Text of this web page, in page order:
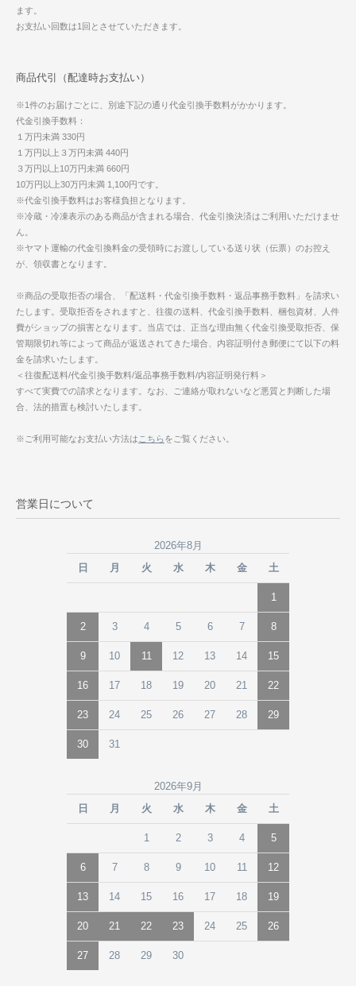
ます。
お支払い回数は1回とさせていただきます。
商品代引（配達時お支払い）
※1件のお届けごとに、別途下記の通り代金引換手数料がかかります。
代金引換手数料：
１万円未満 330円
１万円以上３万円未満 440円
３万円以上10万円未満 660円
10万円以上30万円未満 1,100円です。
※代金引換手数料はお客様負担となります。
※冷蔵・冷凍表示のある商品が含まれる場合、代金引換決済はご利用いただけませ
ん。
※ヤマト運輸の代金引換料金の受領時にお渡ししている送り状（伝票）のお控え
が、領収書となります。
※商品の受取拒否の場合、「配送料・代金引換手数料・返品事務手数料」を請求い
たします。受取拒否をされますと、往復の送料、代金引換手数料、梱包資材、人件
費がショップの損害となります。当店では、正当な理由無く代金引換受取拒否、保
管期限切れ等によって商品が返送されてきた場合、内容証明付き郵便にて以下の料
金を請求いたします。
＜往復配送料/代金引換手数料/返品事務手数料/内容証明発行料＞
すべて実費での請求となります。なお、ご連絡が取れないなど悪質と判断した場
合、法的措置も検討いたします。
※ご利用可能なお支払い方法は こちらをご覧ください。
営業日について
2026年8月
日
月 火 水 木 金 土
1
2 3 4 5 6 7 8
9 10 11 12 13 14 15
16 17 18 19 20 21 22
23 24 25 26 27 28 29
30 31
2026年9月
日
月 火 水 木 金 土
1 2 3 4 5
6 7 8 9 10 11 12
13 14 15 16 17 18 19
20 21 22 23 24 25 26
27 28 29 30